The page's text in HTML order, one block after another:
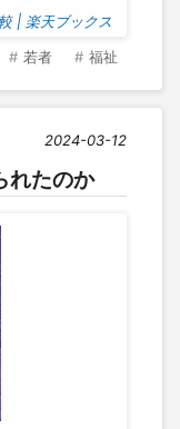
| 楽天ブックス
若者 福祉
2024-03-12
れたのか